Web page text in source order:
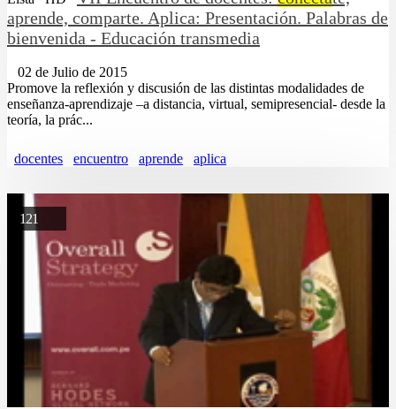
aprende, comparte. Aplica: Presentación. Palabras de
bienvenida - Educación transmedia
02 de Julio de 2015
Promove la reflexión y discusión de las distintas modalidades de
enseñanza-aprendizaje –a distancia, virtual, semipresencial- desde la
teoría, la prác...
docentes encuentro aprende aplica
121